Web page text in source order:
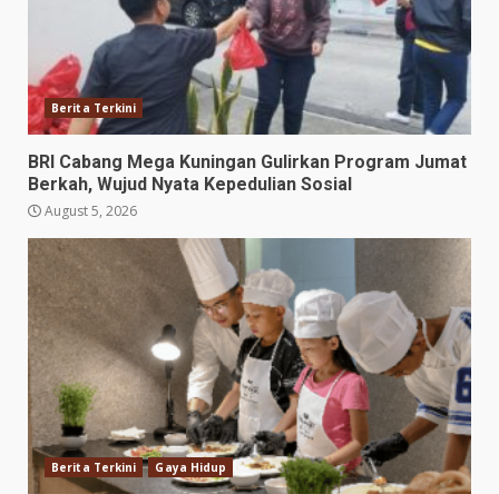
Berita Terkini
BRI Cabang Mega Kuningan Gulirkan Program Jumat
Berkah, Wujud Nyata Kepedulian Sosial
August 5, 2026
Berita Terkini Gaya Hidup